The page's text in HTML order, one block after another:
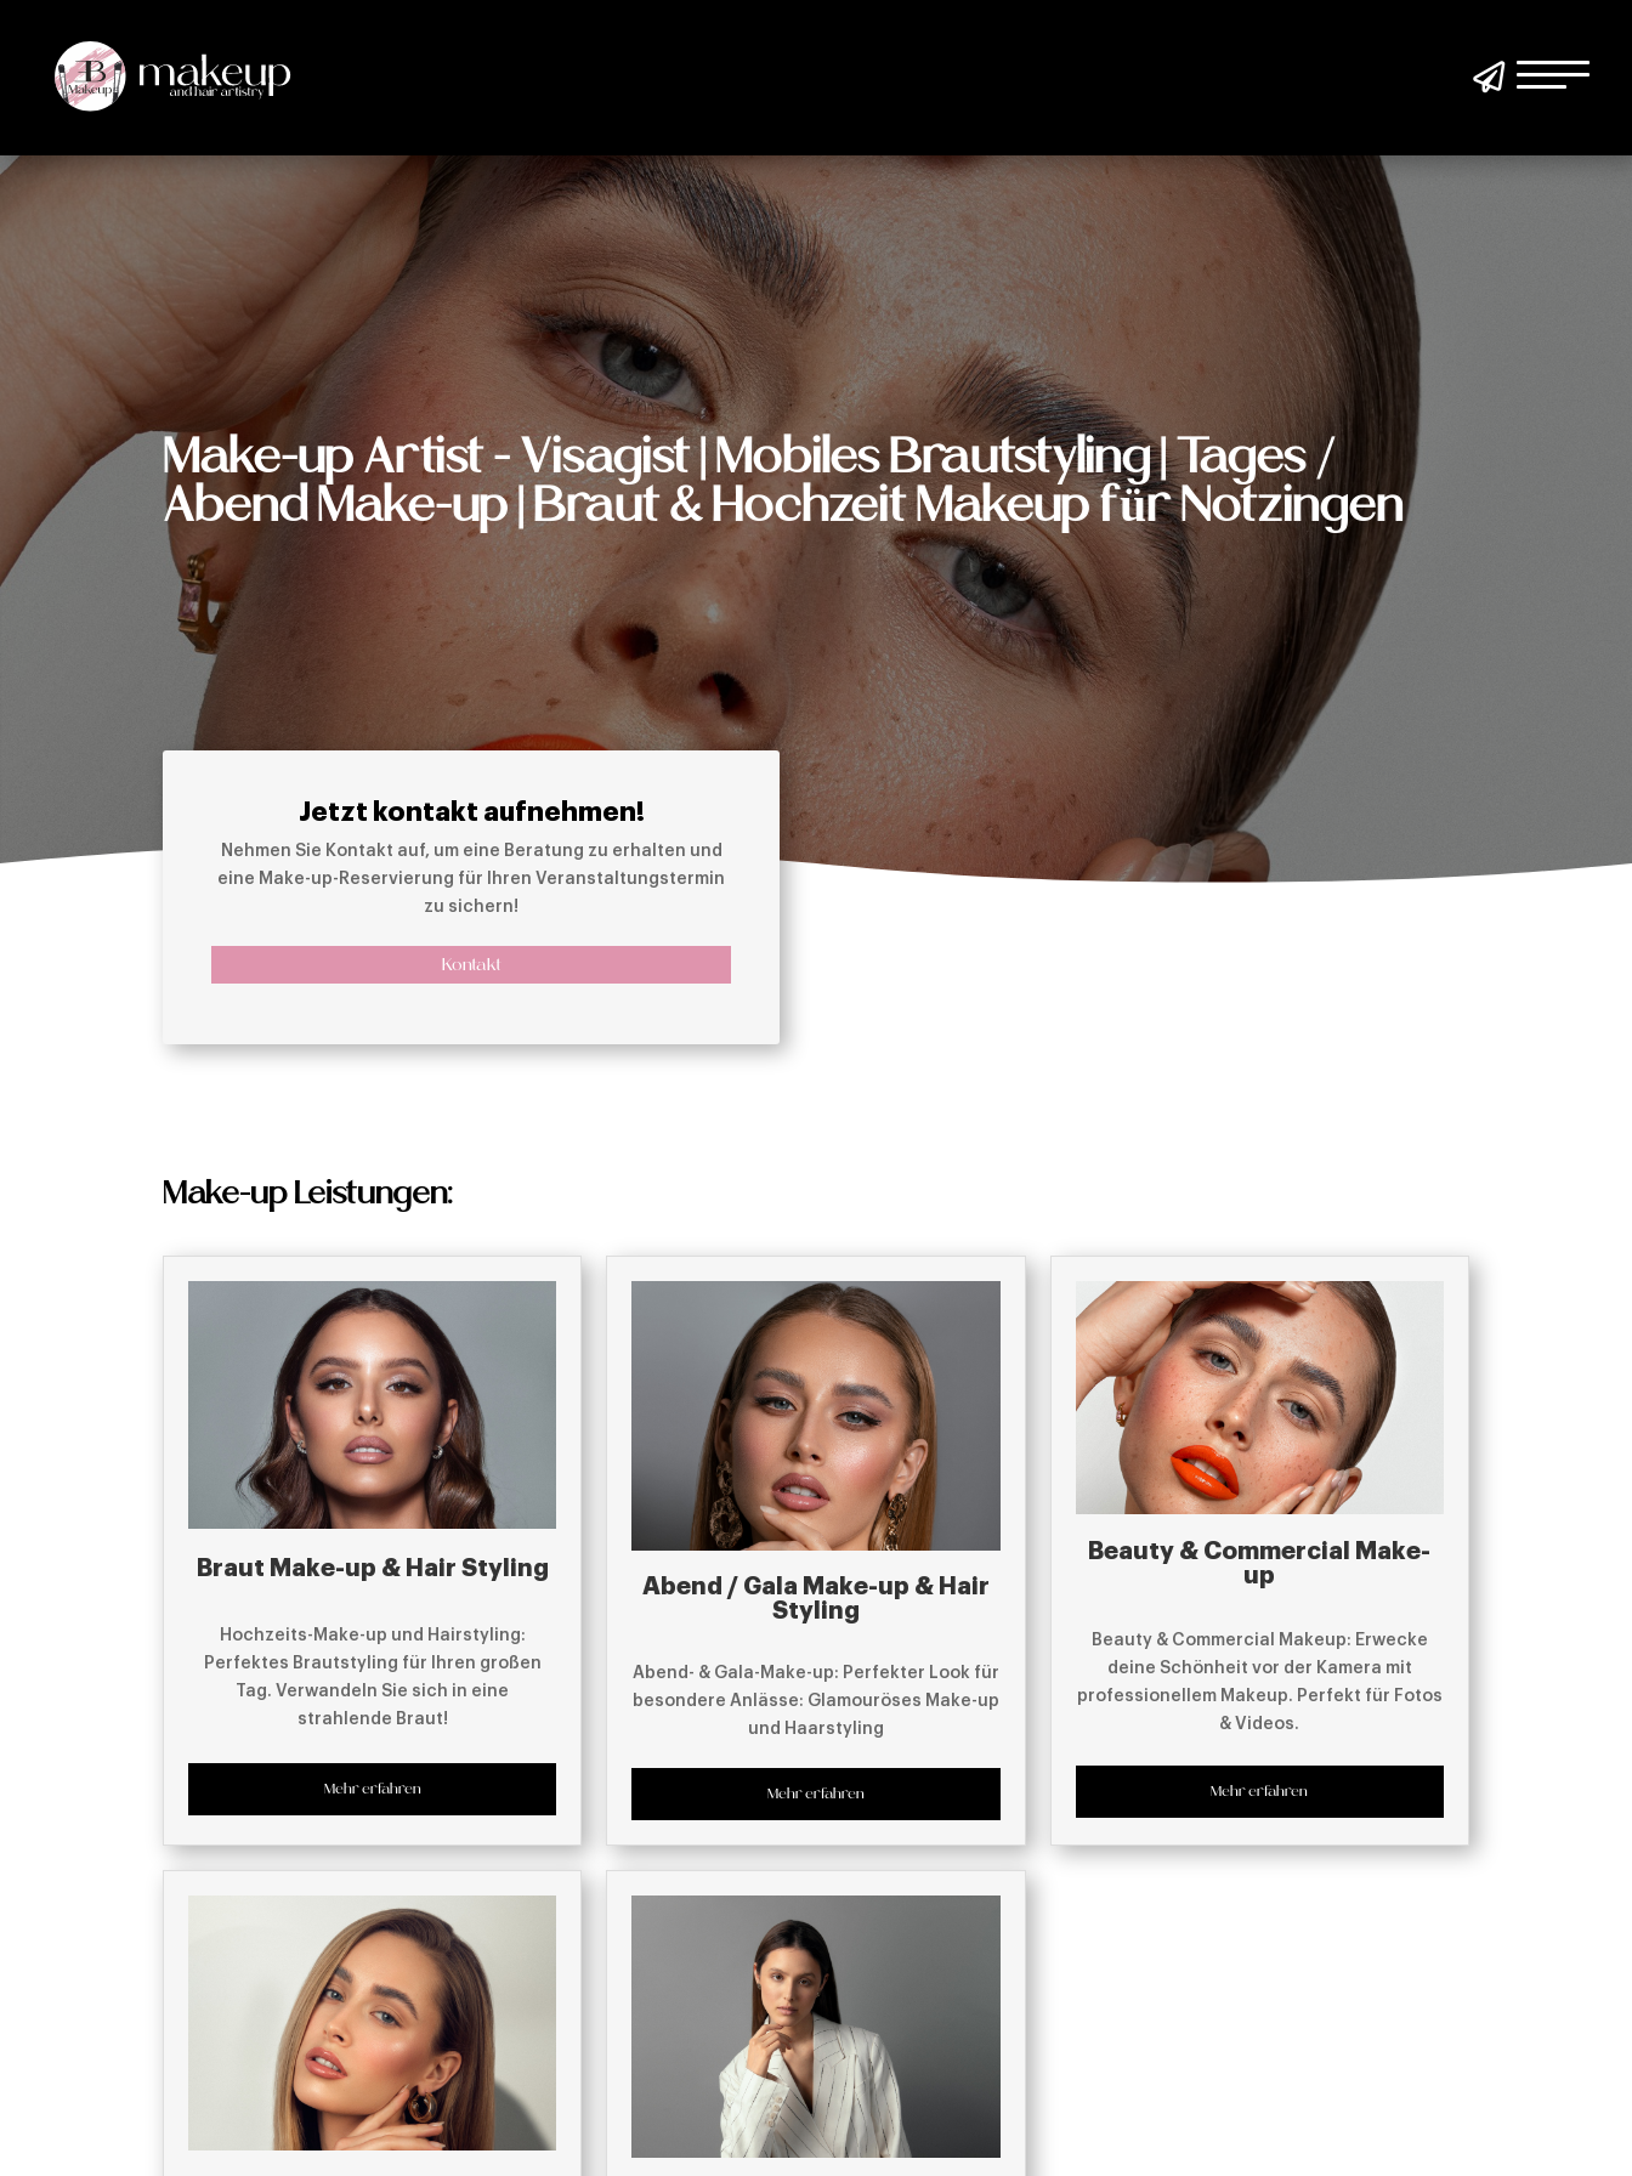

Make-up Artist - Visagist | Mobiles Brautstyling | Tages /
Abend Make-up | Braut & Hochzeit Makeup für Notzingen
Jetzt kontakt aufnehmen!
Nehmen Sie Kontakt auf, um eine Beratung zu erhalten und
eine Make-up-Reservierung für Ihren Veranstaltungstermin
zu sichern!
Kontakt
Make-up Leistungen:
Braut Make-up & Hair Styling
Hochzeits-Make-up und Hairstyling:
Perfektes Brautstyling für Ihren großen
Tag. Verwandeln Sie sich in eine
strahlende Braut!
Mehr erfahren
Abend / Gala Make-up & Hair
Styling
Abend- & Gala-Make-up: Perfekter Look für
besondere Anlässe: Glamouröses Make-up
und Haarstyling
Mehr erfahren
Beauty & Commercial Make-
up
Beauty & Commercial Makeup: Erwecke
deine Schönheit vor der Kamera mit
professionellem Makeup. Perfekt für Fotos
& Videos.
Mehr erfahren